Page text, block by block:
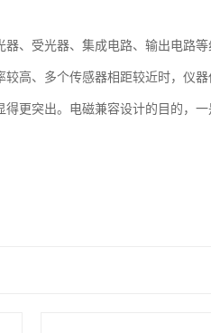
、受光器、集成电路、输出电路等
高、多个传感器相距较近时，仪器
更突出。电磁兼容设计的目的，一